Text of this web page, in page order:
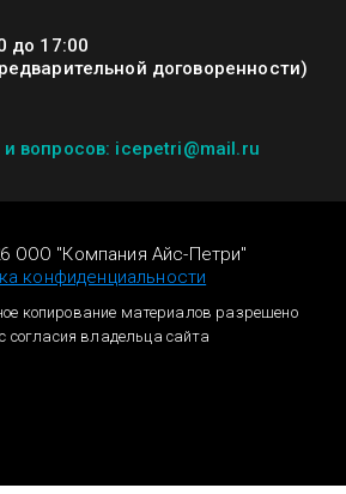
до 17:00
договоренности)
и вопросов: icepetri@mail.ru
ООО "Компания Айс-Петри"
конфиденциальности
копирование материалов разрешено
согласия владельца сайта